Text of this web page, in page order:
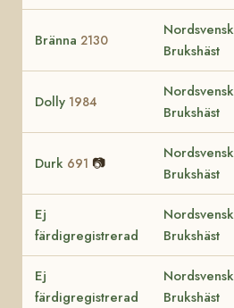
Bränna 2130
Nordsvensk
Brukshäst
Dolly 1984
Nordsvensk
Brukshäst
Durk 691 📷
Nordsvensk
Brukshäst
Ej
färdigregistrerad
Nordsvensk
Brukshäst
Ej
färdigregistrerad
Nordsvensk
Brukshäst